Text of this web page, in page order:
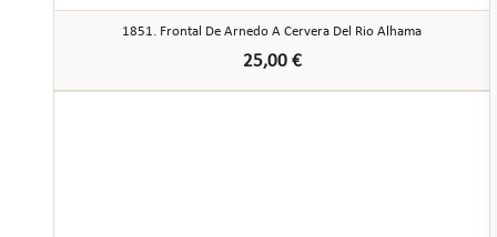
1851. Frontal De Arnedo A Cervera Del Rio Alhama
25,00 €